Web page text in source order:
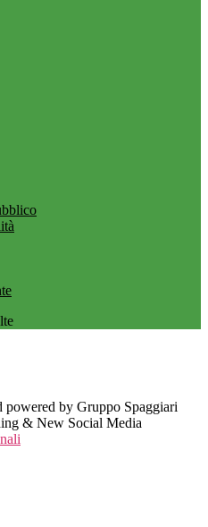
powered by Gruppo Spaggiari
& New Social Media